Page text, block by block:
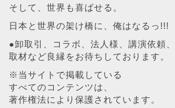
そして、世界も喜ばせる。
日本と世界の架け橋に、俺はなるっ!!!
●卸取引、コラボ、法人様、講演依頼、
取材など良縁をお待ちしております。
※当サイトで掲載している
すべてのコンテンツは、
著作権法により保護されています。